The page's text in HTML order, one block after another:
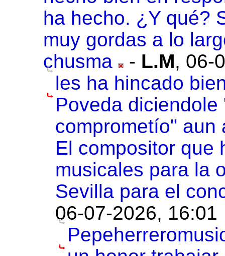
ha hecho. ¿Y qué?
muy gordas a lo
chusma
- L.M, 06-
les ha hincado
Poveda
comprometío" aun
El compositor que
musicales para la
Sevilla para el
06-07-2026, 16:01